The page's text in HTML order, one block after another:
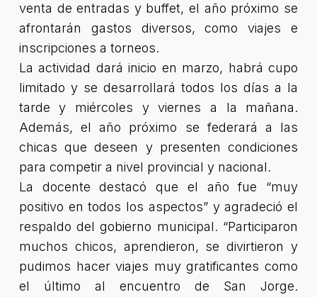
venta de entradas y buffet, el año próximo se
afrontarán gastos diversos, como viajes e
inscripciones a torneos.
La actividad dará inicio en marzo, habrá cupo
limitado y se desarrollará todos los días a la
tarde y miércoles y viernes a la mañana.
Además, el año próximo se federará a las
chicas que deseen y presenten condiciones
para competir a nivel provincial y nacional.
La docente destacó que el año fue “muy
positivo en todos los aspectos” y agradeció el
respaldo del gobierno municipal. “Participaron
muchos chicos, aprendieron, se divirtieron y
pudimos hacer viajes muy gratificantes como
el último al encuentro de San Jorge.